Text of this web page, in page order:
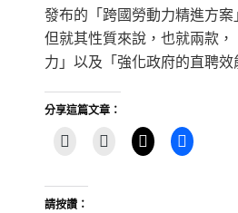
發布的「跨國勞動力精進方案
但就其性質來說，也就兩款
力」以及「強化政府的直聘
分享這篇文章：
請按讚：